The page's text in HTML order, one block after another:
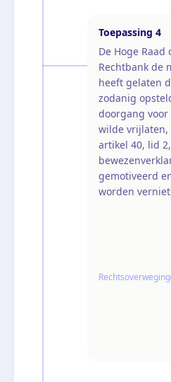
Toepassing 4
De Hoge
Rechtbank de
heeft gelaten
zodanig
doorgang
wilde vrijlaten,
artikel 40, lid
gemotiveerd
worden